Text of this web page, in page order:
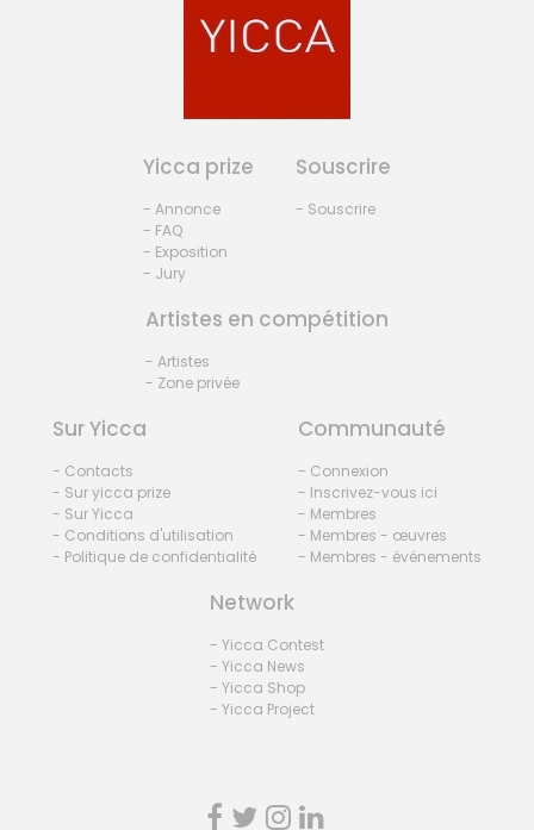
Yicca prize
- Annonce
- FAQ
- Exposition
- Jury
Souscrire
- Souscrire
Artistes en compétition
- Artistes
- Zone privée
Sur Yicca
- Contacts
- Sur yicca prize
- Sur Yicca
- Conditions d'utilisation
- Politique de confidentialité
Communauté
- Connexion
- Inscrivez-vous ici
- Membres
- Membres - œuvres
- Membres - événements
Network
- Yicca Contest
- Yicca News
- Yicca Shop
- Yicca Project